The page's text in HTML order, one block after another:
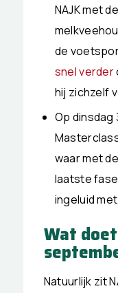
NAJK met
de
snel verder
hij zichzelf
Op dinsdag
waar met
laatste
ingeluid
Wat
Natuurlijk zit